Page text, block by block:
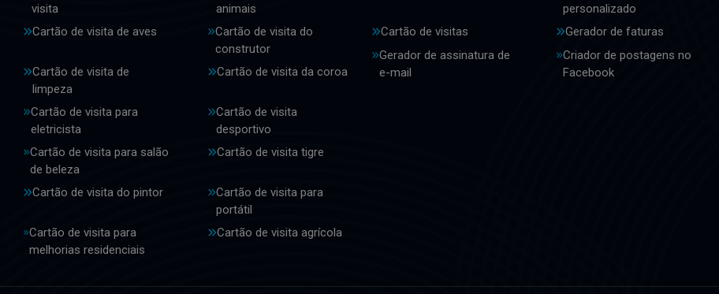
visita
animais
Cartão de visita de aves
Cartão de visita do
construtor
Cartão de visita de
limpeza
Cartão de visita da coroa
Cartão de visita para
eletricista
Cartão de visita
desportivo
Cartão de visita para salão
de beleza
Cartão de visita tigre
Cartão de visita do pintor
Cartão de visita para
portátil
Cartão de visita para
melhorias residenciais
Cartão de visita agrícola
personalizado
Cartão de visitas
Gerador de faturas
Gerador de assinatura de
e-mail
Criador de postagens no
Facebook